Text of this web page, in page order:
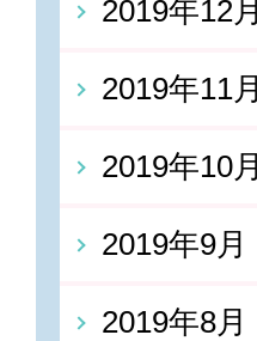
2019年12月
2019年11月
2019年10月
2019年9月
2019年8月